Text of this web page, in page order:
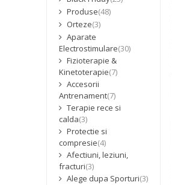
Produse(48)
Orteze(3)
Aparate
Electrostimulare(30)
Fizioterapie &
Kinetoterapie(7)
Accesorii
Antrenament(7)
Terapie rece si
calda(3)
Protectie si
compresie(4)
Afectiuni, leziuni,
fracturi(3)
Alege dupa Sporturi(3)